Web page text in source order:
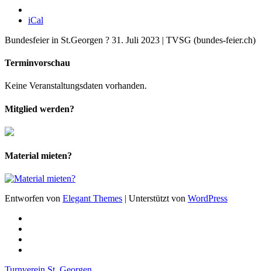
iCal
Bundesfeier in St.Georgen ? 31. Juli 2023 | TVSG (bundes-feier.ch)
Terminvorschau
Keine Veranstaltungsdaten vorhanden.
Mitglied werden?
Material mieten?
Entworfen von Elegant Themes | Unterstützt von WordPress